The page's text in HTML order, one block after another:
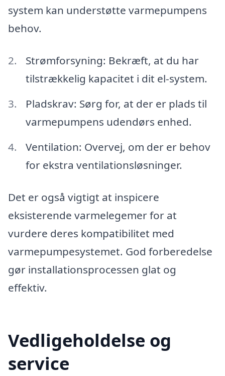
system kan understøtte varmepumpens
behov.
Strømforsyning: Bekræft, at du har
tilstrækkelig kapacitet i dit el-system.
Pladskrav: Sørg for, at der er plads til
varmepumpens udendørs enhed.
Ventilation: Overvej, om der er behov
for ekstra ventilationsløsninger.
Det er også vigtigt at inspicere
eksisterende varmelegemer for at
vurdere deres kompatibilitet med
varmepumpesystemet. God forberedelse
gør installationsprocessen glat og
effektiv.
Vedligeholdelse og
service